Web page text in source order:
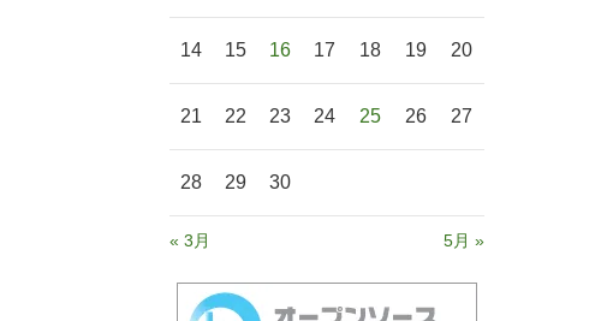
14 15 16 17 18 19 20
21 22 23 24 25 26 27
28 29 30
« 3月 5月 »